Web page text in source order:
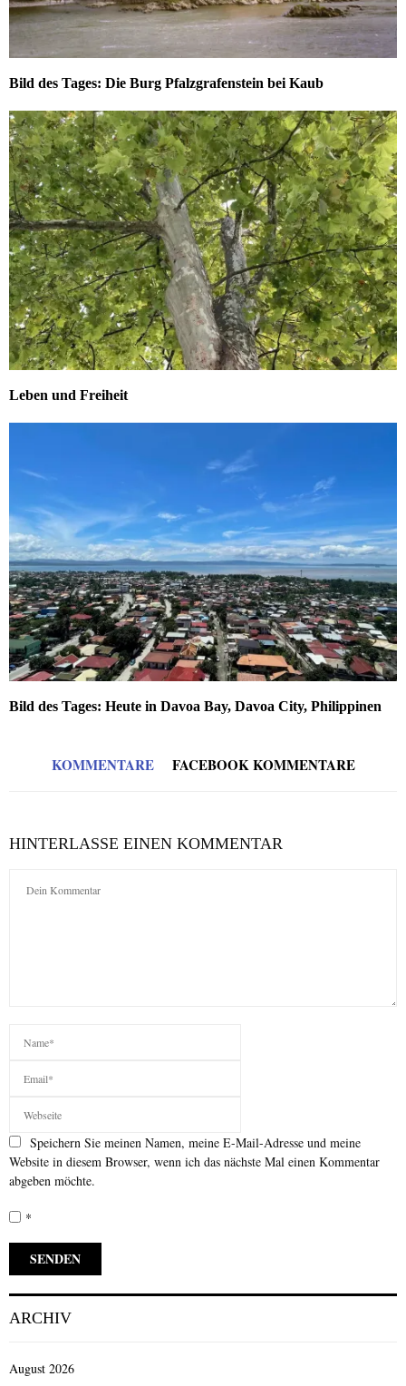
Bild des Tages: Die Burg Pfalzgrafenstein bei Kaub
Leben und Freiheit
Bild des Tages: Heute in Davoa Bay, Davoa City, Philippinen
KOMMENTARE FACEBOOK KOMMENTARE
HINTERLASSE EINEN KOMMENTAR
Speichern Sie meinen Namen, meine E-Mail-Adresse und meine
Website in diesem Browser, wenn ich das nächste Mal einen Kommentar
abgeben möchte.
*
ARCHIV
August 2026